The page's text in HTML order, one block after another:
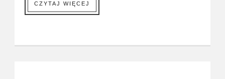
CZYTAJ WIĘCEJ